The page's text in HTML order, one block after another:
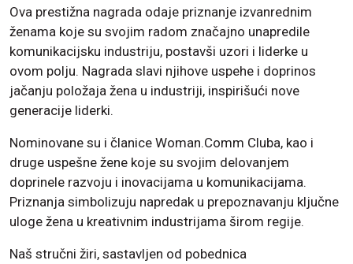
Ova prestižna nagrada odaje priznanje izvanrednim
ženama koje su svojim radom značajno unapredile
komunikacijsku industriju, postavši uzori i liderke u
ovom polju. Nagrada slavi njihove uspehe i doprinos
jačanju položaja žena u industriji, inspirišući nove
generacije liderki.
Nominovane su i članice Woman.Comm Cluba, kao i
druge uspešne žene koje su svojim delovanjem
doprinele razvoju i inovacijama u komunikacijama.
Priznanja simbolizuju napredak u prepoznavanju ključne
uloge žena u kreativnim industrijama širom regije.
Naš stručni žiri, sastavljen od pobednica